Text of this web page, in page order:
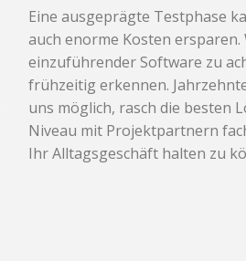
Eine ausgeprägte Testphase
auch enorme Kosten
einzuführender Software zu
frühzeitig erkennen.
uns möglich, rasch die besten
Niveau mit Projektpartnern
Ihr Alltagsgeschäft halten zu